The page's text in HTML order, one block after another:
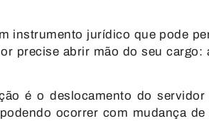
instrumento jurídico que pode
precise abrir mão do seu cargo:
é o deslocamento do
ocorrer com mudança de